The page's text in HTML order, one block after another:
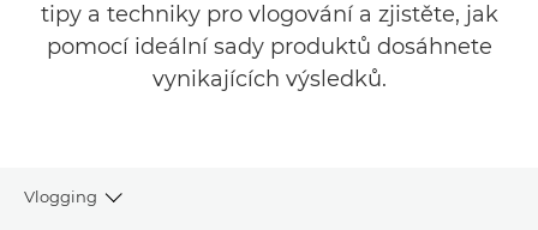
tipy a techniky pro vlogování a zjistěte, jak
pomocí ideální sady produktů dosáhnete
vynikajících výsledků.
Vlogging